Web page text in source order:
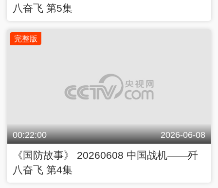
八奋飞 第5集
完整版
00:22:00 2026-06-08
《国防故事》 20260608 中国战机——歼
八奋飞 第4集